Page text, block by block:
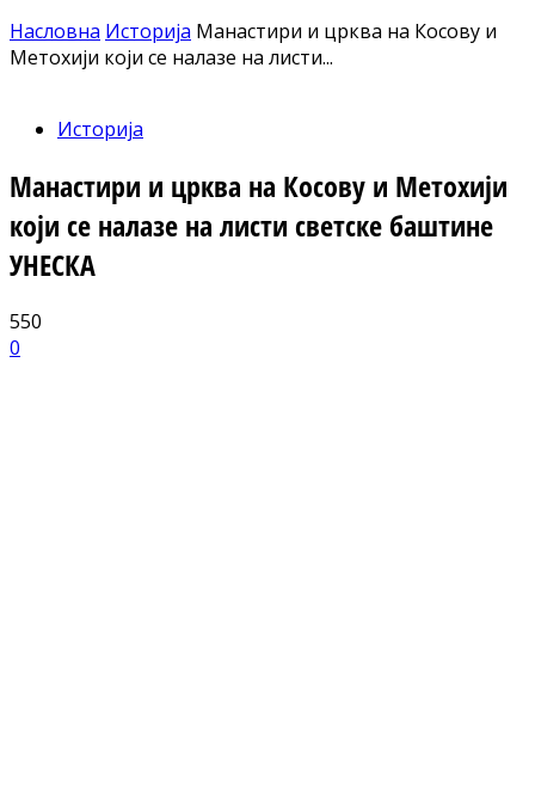
Насловна Историја Манастири и црква на Косову и
Метохији који се налазе на листи...
Историја
Манастири и црква на Косову и Метохији
који се налазе на листи светске баштине
УНЕСКА
550
0